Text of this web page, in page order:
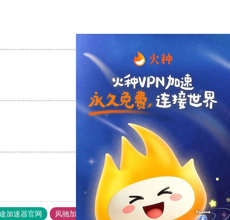
支持 [0] 反对 [0]
支持
加速器官网 风驰加速器 旋风加速器